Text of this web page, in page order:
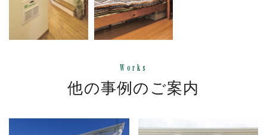
Works
他の事例のご案内